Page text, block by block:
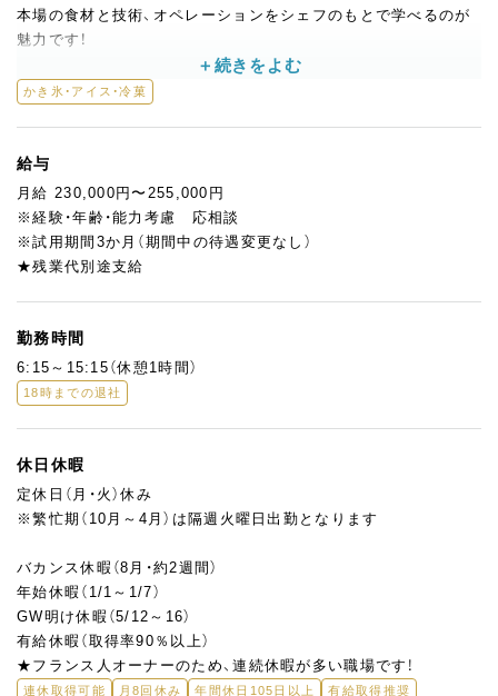
本場の食材と技術、オペレーションをシェフのもとで学べるのが
魅力です！
◎コンテスト出場や海外研修、商品開発も！
キッチンを使っての練習もOK。
基本的にはシェフが商品開発をしていますが、ゆくゆくはスタッ
フにも開発に携わっていただきたいと考えています。
また、昨年にはバリ島などで海外研修を行った実績もあり、さまざ
まな経験詰める環境です。
かき氷・アイス・冷菓
給与
月給 230,000円〜255,000円
※経験・年齢・能力考慮 応相談
※試用期間3か月（期間中の待遇変更なし）
★残業代別途支給
勤務時間
6:15～15:15（休憩1時間）
18時までの退社
休日休暇
定休日（月・火）休み
※繁忙期（10月～4月）は隔週火曜日出勤となります
バカンス休暇（8月・約2週間）
年始休暇（1/1～1/7）
GW明け休暇（5/12～16）
有給休暇（取得率90％以上）
★フランス人オーナーのため、連続休暇が多い職場です！
連休取得可能 月8回休み 年間休日105日以上
有給取得推奨